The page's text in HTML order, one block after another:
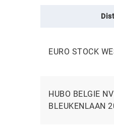
EURO STOCK
HUBO BELGIE
BLEUKENLAAN